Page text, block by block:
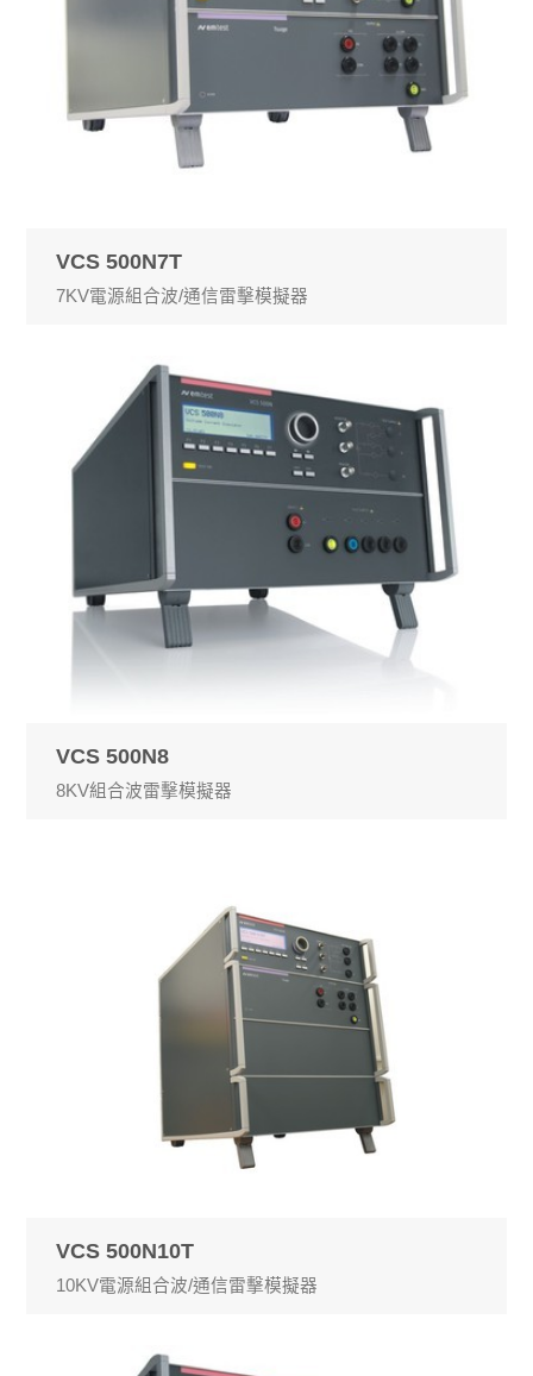
VCS 500N7T
7KV電源組合波/通信雷擊模擬器
VCS 500N8
8KV組合波雷擊模擬器
VCS 500N10T
10KV電源組合波/通信雷擊模擬器